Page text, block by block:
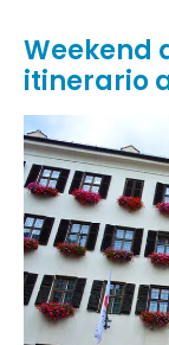
Weekend
itinerario